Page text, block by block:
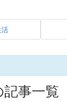
事一覧